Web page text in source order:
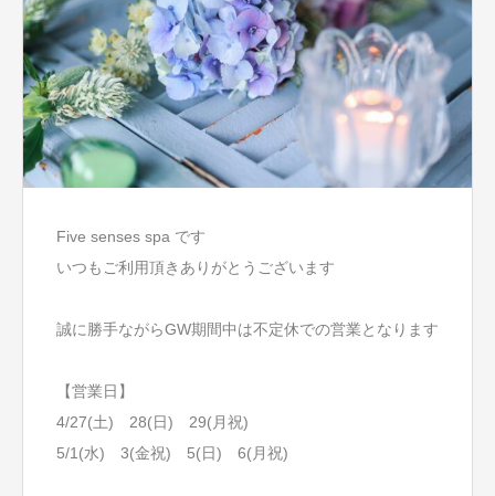
Five senses spa です
いつもご利用頂きありがとうございます
誠に勝手ながらGW期間中は不定休での営業となります
【営業日】
4/27(土) 28(日) 29(月祝)
5/1(水) 3(金祝) 5(日) 6(月祝)